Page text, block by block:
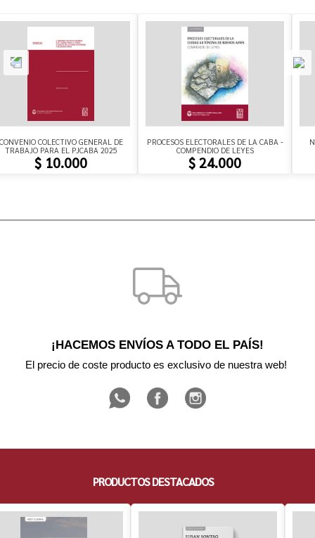
COLECTIVO GENERAL DE
TRABAJO PARA EL PJCABA 2025
$ 10.000
PROCESOS ELECTORALES DE LA CABA -
COMPENDIO DE LEYES
$ 24.000
¡HACEMOS ENVÍOS A TODO EL PAÍS!
El precio de coste producto es exclusivo de nuestra web!
PRODUCTOS DESTACADOS